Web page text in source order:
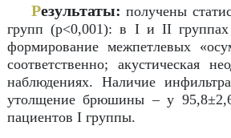
Результаты: получены
групп (р<0,001): в I и II группах
формирование межпетлевых
соответственно; акустическая
наблюдениях. Наличие
утолщение брюшины – у
пациентов I группы.